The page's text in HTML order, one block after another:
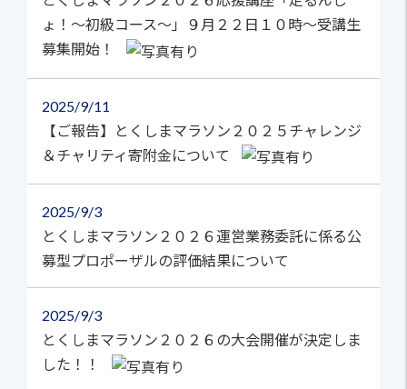
ょ！～初級コース～」９月２２日１０時～受講生
募集開始！
2025 9/11
【ご報告】とくしまマラソン２０２５チャレンジ
＆チャリティ寄附金について
2025 9/3
とくしまマラソン２０２６運営業務委託に係る公
募型プロポーザルの評価結果について
2025 9/3
とくしまマラソン２０２６の大会開催が決定しま
した！！